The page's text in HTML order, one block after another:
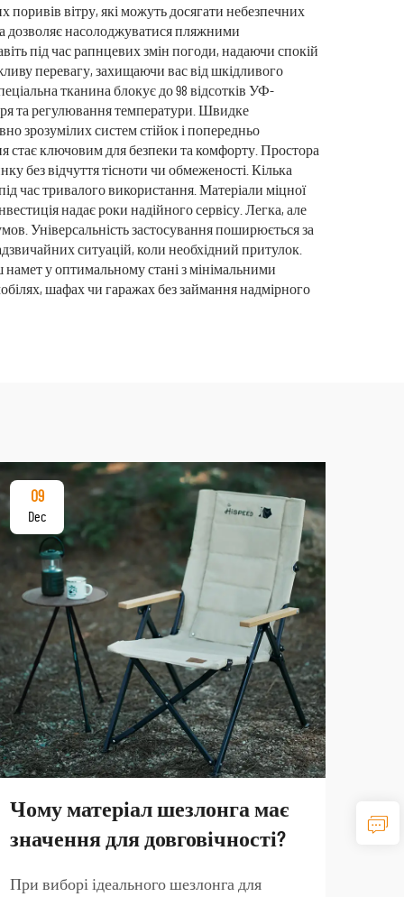
стійками
вітру, які можуть досягати небезпечних
дозволяє насолоджуватися пляжними
під час рапнцевих змін погоди, надаючи спокій
перевагу, захищаючи вас від шкідливого
тканина блокує до 98 відсотків УФ-
та регулювання температури. Швидке
зрозумілих систем стійок і попередньо
стає ключовим для безпеки та комфорту. Простора
без відчуття тісноти чи обмеженості. Кілька
час тривалого використання. Матеріали міцної
надає роки надійного сервісу. Легка, але
Універсальність застосування поширюється за
ситуацій, коли необхідний притулок.
у оптимальному стані з мінімальними
шафах чи гаражах без займання надмірного
09
Dec
Чому матеріал шезлонга має
значення для довговічності?
При виборі ідеального шезлонга для
Як